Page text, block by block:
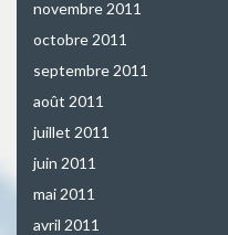
novembre 2011
octobre 2011
septembre 2011
août 2011
juillet 2011
juin 2011
mai 2011
avril 2011